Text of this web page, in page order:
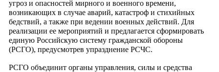
угроз и опасностей мирного и военного времени,
возникающих в случае аварий, катастроф и стихийных
бедствий, а также при ведении военных действий. Для
реализации ее мероприятий и предлагается сформировать
единую Российскую систему гражданской обороны
(РСГО), предусмотрев упразднение РСЧС.
РСГО объединит органы управления, силы и средства